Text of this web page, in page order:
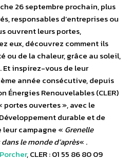
26 septembre prochain, plus
responsables d’entreprises ou
ouvrent leurs portes,
eux, découvrez comment ils
ou de la chaleur, grâce au soleil,
Et inspirez-vous de leur
année consécutive, depuis
Énergies Renouvelables (CLER)
ouvertes », avec le
durable et de
leur campagne « Grenelle
le monde d’après« .
, CLER : 01 55 86 80 09